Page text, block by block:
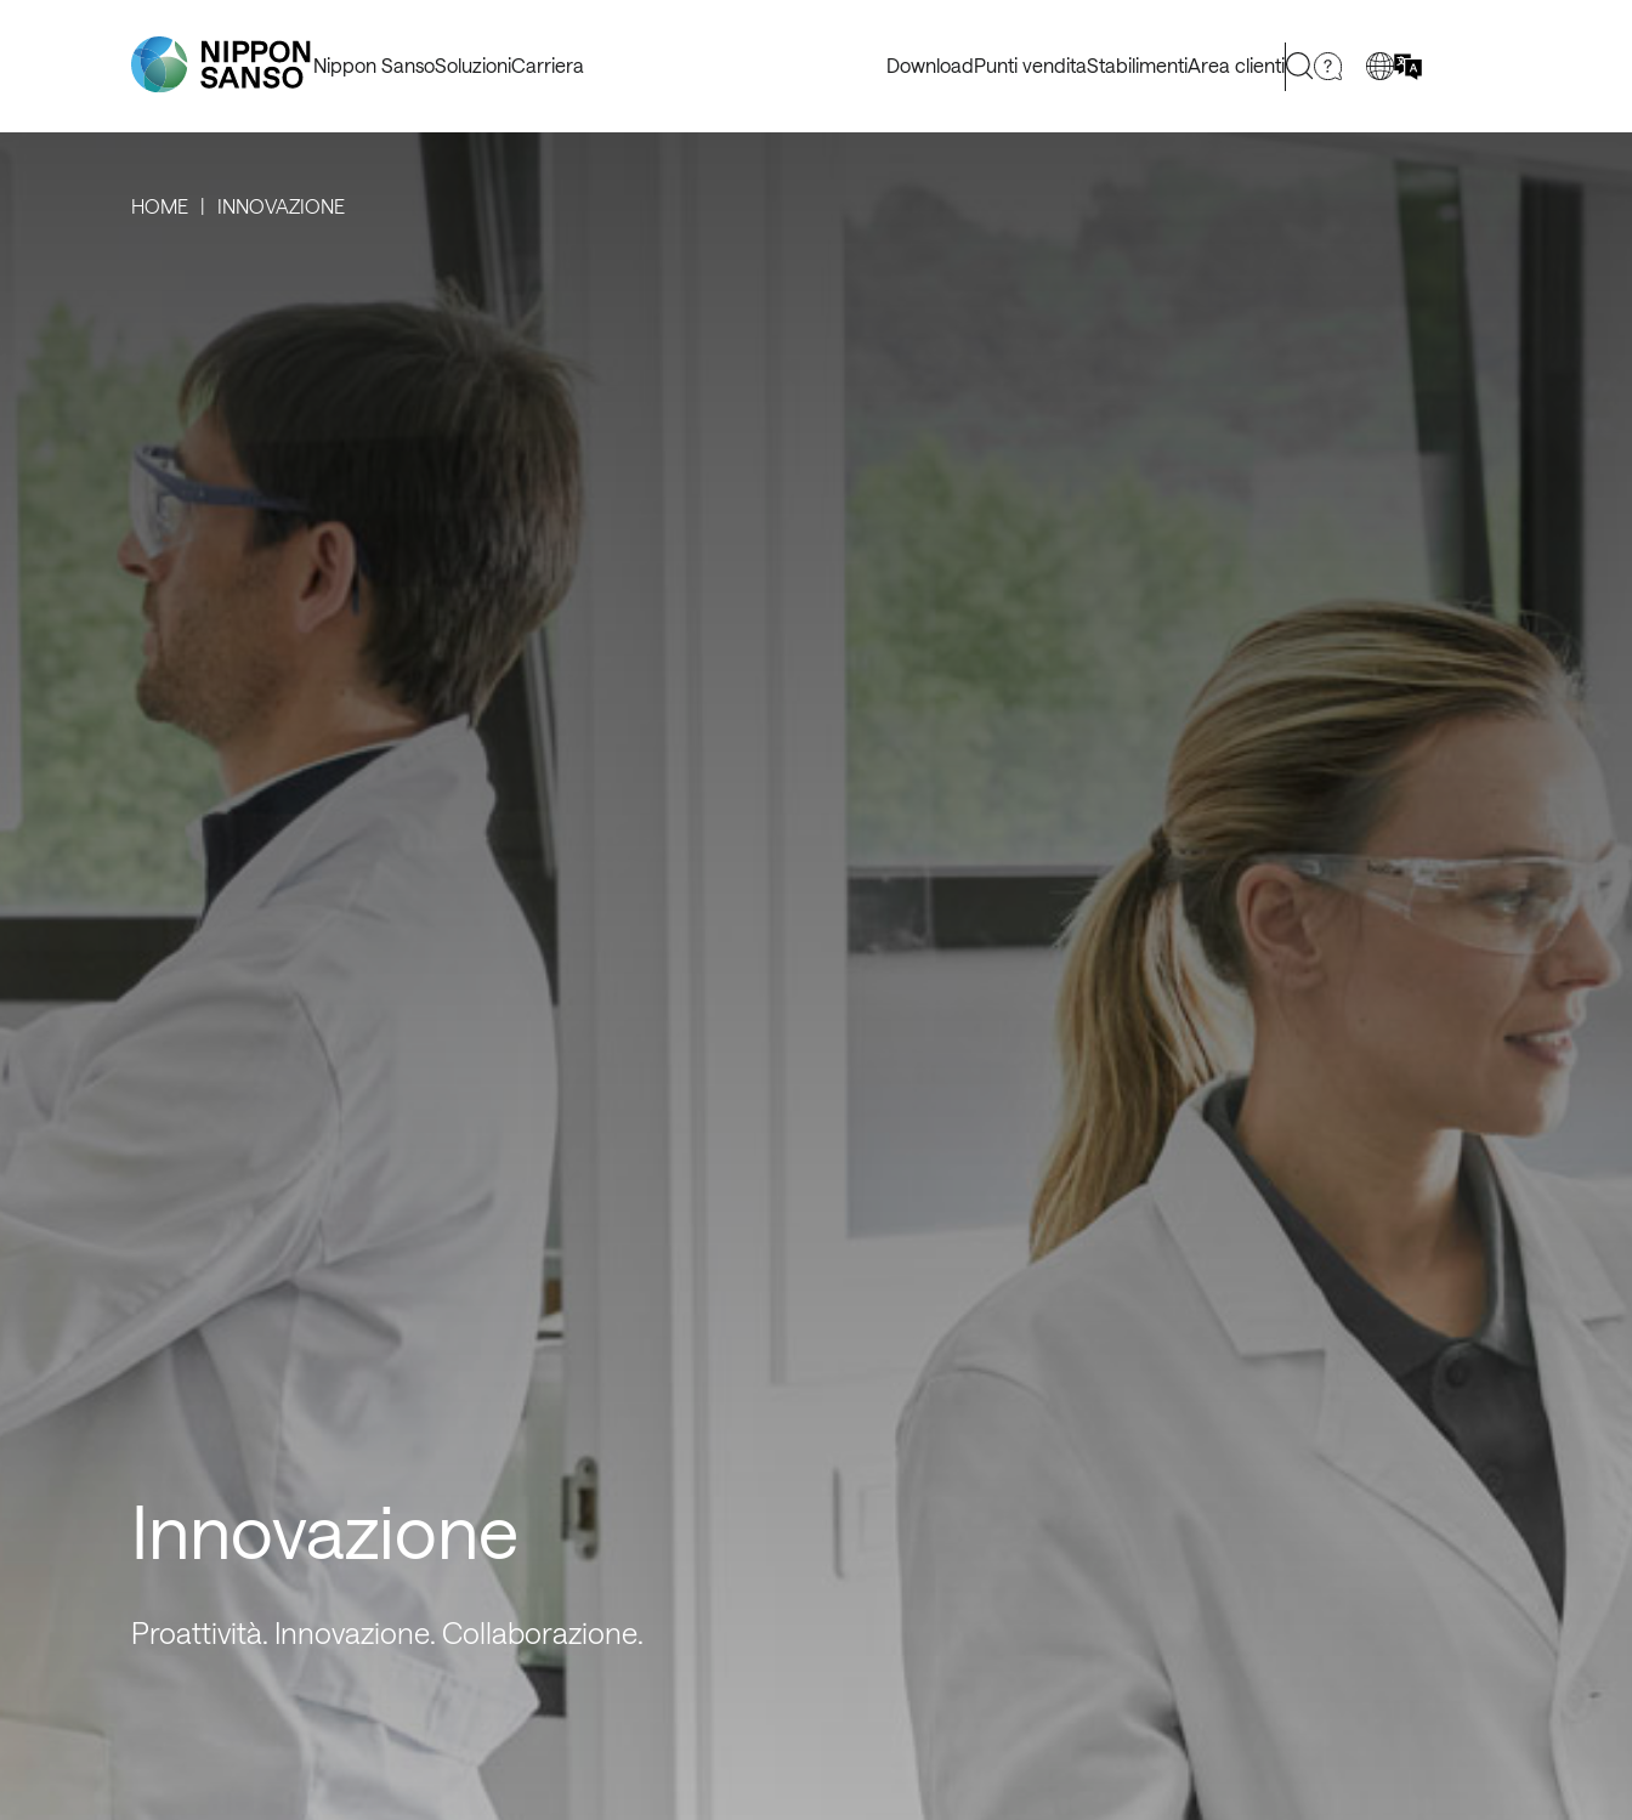
Nippon SansoSoluzioniCarriera DownloadPunti venditaStabilimentiArea clienti
HOME INNOVAZIONE
Innovazione
Proattività. Innovazione. Collaborazione.